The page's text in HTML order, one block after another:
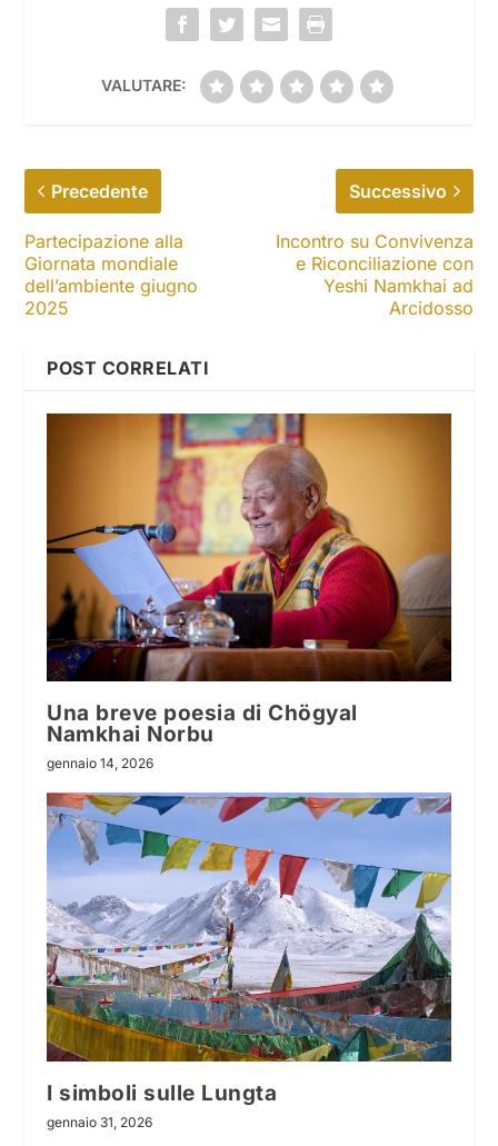
VALUTARE:
Precedente
Partecipazione alla
Giornata mondiale
dell’ambiente giugno
2025
Successivo
Incontro su Convivenza
e Riconciliazione con
Yeshi Namkhai ad
Arcidosso
POST CORRELATI
Una breve poesia di Chögyal
Namkhai Norbu
gennaio 14, 2026
I simboli sulle Lungta
gennaio 31, 2026